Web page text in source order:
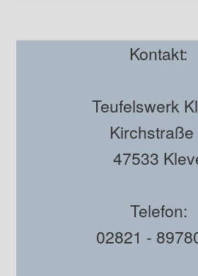
Kontakt:
Teufelswerk
Kirchstraße
47533
Telefon:
02821 -